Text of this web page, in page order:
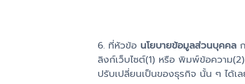
6. ที่หัวข้อ นโยบายข้อมูลส่วนบุคคล
ลิงก์เว็บไซต์(1) หรือ พิมพ์ข้อความ
ปรับเปลี่ยนเป็นของธุรกิจ นั้น ๆ ได้เ